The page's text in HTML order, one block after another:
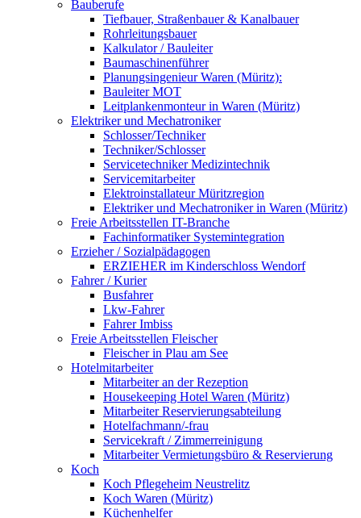
Bauberufe
Tiefbauer, Straßenbauer & Kanalbauer
Rohrleitungsbauer
Kalkulator / Bauleiter
Baumaschinenführer
Planungsingenieur Waren (Müritz):
Bauleiter MOT
Leitplankenmonteur in Waren (Müritz)
Elektriker und Mechatroniker
Schlosser/Techniker
Techniker/Schlosser
Servicetechniker Medizintechnik
Servicemitarbeiter
Elektroinstallateur Müritzregion
Elektriker und Mechatroniker in Waren (Müritz)
Freie Arbeitsstellen IT-Branche
Fachinformatiker Systemintegration
Erzieher / Sozialpädagogen
ERZIEHER im Kinderschloss Wendorf
Fahrer / Kurier
Busfahrer
Lkw-Fahrer
Fahrer Imbiss
Freie Arbeitsstellen Fleischer
Fleischer in Plau am See
Hotelmitarbeiter
Mitarbeiter an der Rezeption
Housekeeping Hotel Waren (Müritz)
Mitarbeiter Reservierungsabteilung
Hotelfachmann/-frau
Servicekraft / Zimmerreinigung
Mitarbeiter Vermietungsbüro & Reservierung
Koch
Koch Pflegeheim Neustrelitz
Koch Waren (Müritz)
Küchenhelfer